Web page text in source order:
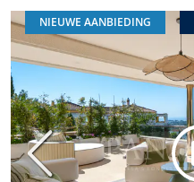
NIEUWE AANBIEDING
Vorige